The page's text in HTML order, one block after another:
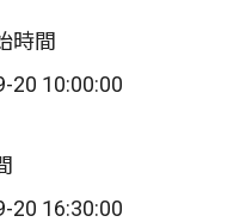
時間
20 10:00:00
20 16:30:00